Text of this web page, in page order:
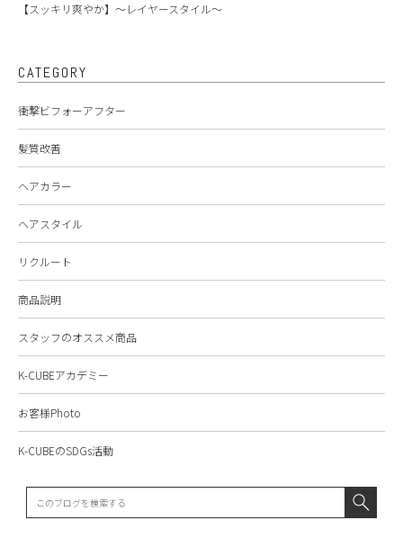
【スッキリ爽やか】～レイヤースタイル～
CATEGORY
衝撃ビフォーアフター
髪質改善
ヘアカラー
ヘアスタイル
リクルート
商品説明
スタッフのオススメ商品
K-CUBEアカデミー
お客様Photo
K-CUBEのSDGs活動